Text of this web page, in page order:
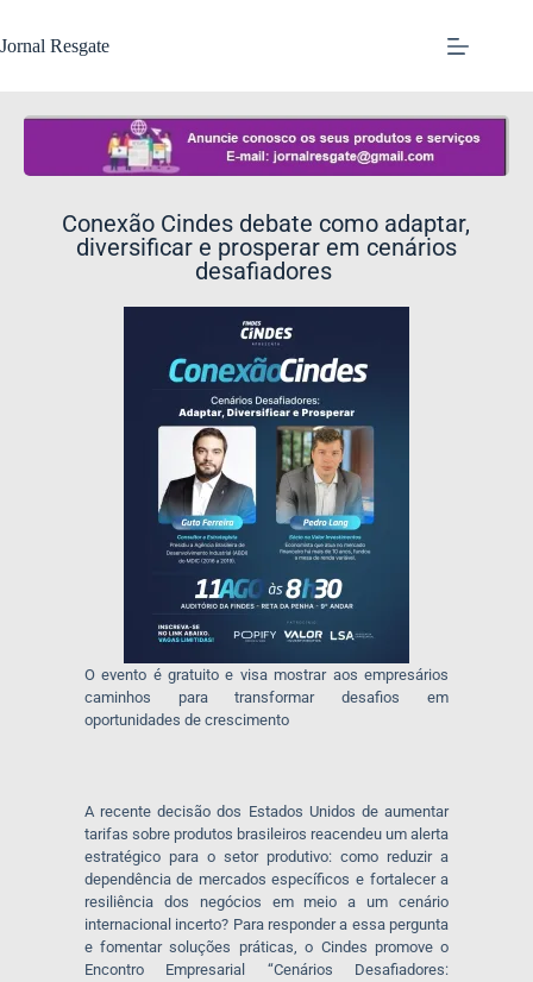
Jornal Resgate
Conexão Cindes debate como adaptar,
diversificar e prosperar em cenários
desafiadores
O evento é gratuito e visa mostrar aos empresários
caminhos para transformar desafios em
oportunidades de crescimento
A recente decisão dos Estados Unidos de aumentar
tarifas sobre produtos brasileiros reacendeu um alerta
estratégico para o setor produtivo: como reduzir a
dependência de mercados específicos e fortalecer a
resiliência dos negócios em meio a um cenário
internacional incerto? Para responder a essa pergunta
e fomentar soluções práticas, o Cindes promove o
Encontro Empresarial “Cenários Desafiadores: